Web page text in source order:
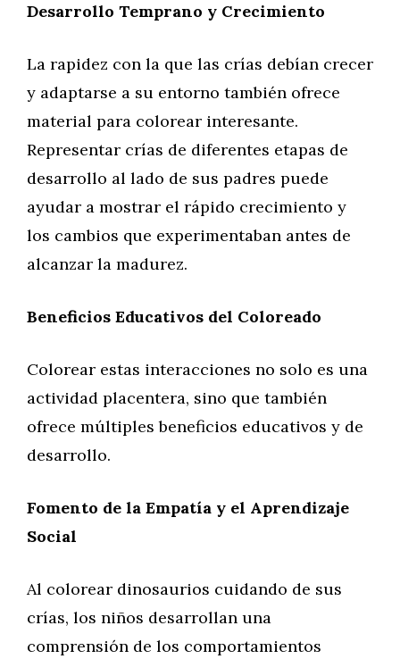
Desarrollo Temprano y Crecimiento
La rapidez con la que las crías debían crecer
y adaptarse a su entorno también ofrece
material para colorear interesante.
Representar crías de diferentes etapas de
desarrollo al lado de sus padres puede
ayudar a mostrar el rápido crecimiento y
los cambios que experimentaban antes de
alcanzar la madurez.
Beneficios Educativos del Coloreado
Colorear estas interacciones no solo es una
actividad placentera, sino que también
ofrece múltiples beneficios educativos y de
desarrollo.
Fomento de la Empatía y el Aprendizaje
Social
Al colorear dinosaurios cuidando de sus
crías, los niños desarrollan una
comprensión de los comportamientos